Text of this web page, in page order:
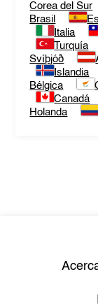
Corea del Sur
Brasil
Italia
Turquía
Svíþjóð
Islandia
Bélgica
Canadá
Holanda